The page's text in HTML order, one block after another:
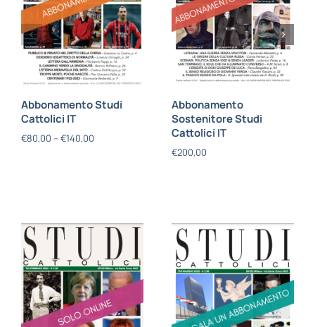
Abbonamento Studi
Cattolici IT
€80,00 – €140,00
Abbonamento
Sostenitore Studi
Cattolici IT
€200,00